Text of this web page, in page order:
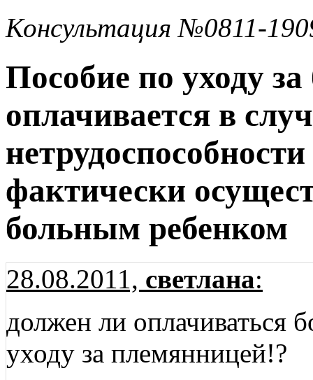
Консультация №0811-
Пособие по уходу
оплачивается в
фактически
больным ребенком
28.08.2011, светлана:
должен ли оплачиваться
уходу за племянницей!?